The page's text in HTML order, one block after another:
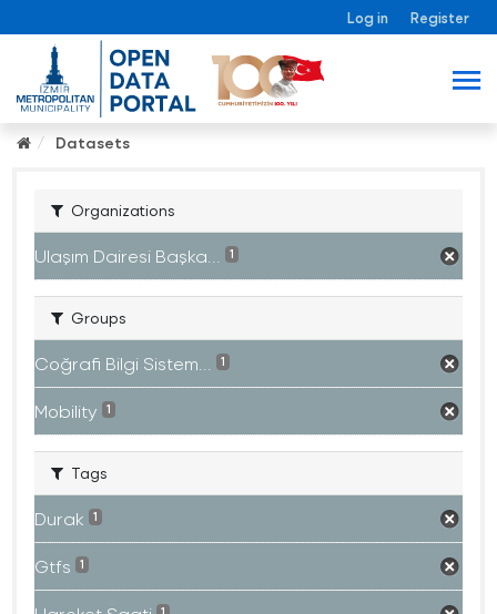
Log in Register
Datasets
Organizations
Ulaşım Dairesi Başka... 1
Groups
Coğrafi Bilgi Sistem... 1
Mobility 1
Tags
Durak 1
Gtfs 1